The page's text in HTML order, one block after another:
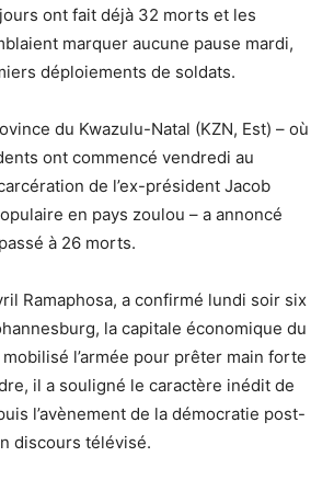
ont fait déjà 32 morts et les
marquer aucune pause mardi,
déploiements de soldats.
du Kwazulu-Natal (KZN, Est) – où
ont commencé vendredi au
de l’ex-président Jacob
en pays zoulou – a annoncé
à 26 morts.
Ramaphosa, a confirmé lundi soir six
la capitale économique du
l’armée pour prêter main forte
il a souligné le caractère inédit de
l’avènement de la démocratie post-
discours télévisé.